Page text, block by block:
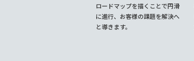
ロードマップを描くことで円滑
に進行、お客様の課題を解決へ
と導きます。